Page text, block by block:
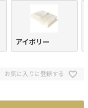
アイボリー
お気に入りに登録する